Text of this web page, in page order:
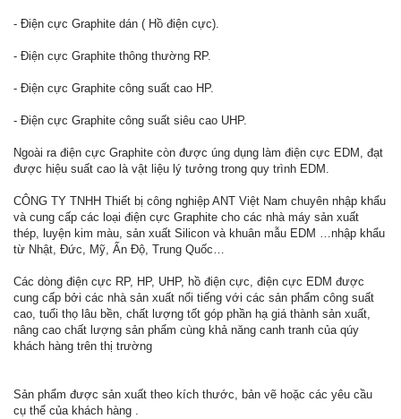
- Điện cực Graphite dán ( Hồ điện cực).
- Điện cực Graphite thông thường RP.
- Điện cực Graphite công suất cao HP.
- Điện cực Graphite công suất siêu cao UHP.
Ngoài ra điện cực Graphite còn được úng dụng làm điện cực EDM, đạt
được hiệu suất cao là vật liệu lý tưởng trong quy trình EDM.
CÔNG TY TNHH Thiết bị công nghiệp ANT Việt Nam chuyên nhập khẩu
và cung cấp các loại điện cực Graphite cho các nhà máy sản xuất
thép, luyện kim màu, sản xuất Silicon và khuân mẫu EDM …nhập khẩu
từ Nhật, Đức, Mỹ, Ấn Độ, Trung Quốc…
Các dòng điện cực RP, HP, UHP, hồ điện cực, điện cực EDM được
cung cấp bởi các nhà sản xuất nổi tiếng với các sản phẩm công suất
cao, tuổi thọ lâu bền, chất lượng tốt góp phần hạ giá thành sản xuất,
nâng cao chất lượng sản phẩm cùng khả năng canh tranh của qúy
khách hàng trên thị trường
Sản phẩm được sản xuất theo kích thước, bản vẽ hoặc các yêu cầu
cụ thể của khách hàng .